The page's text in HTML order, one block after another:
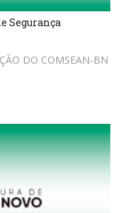
Segurança
DO COMSEAN-BN